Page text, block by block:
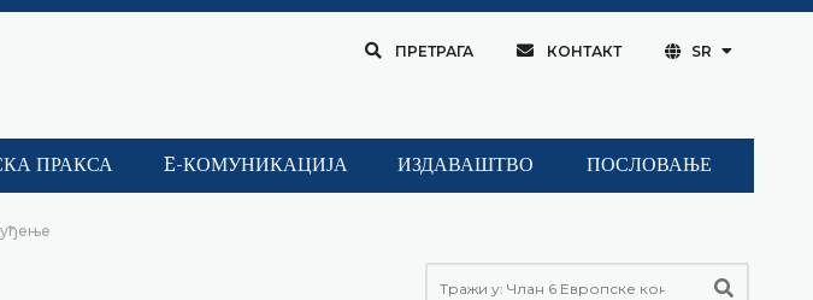
ПРЕТРАГА КОНТАКТ SR
ПРАКСА E-КОМУНИКАЦИЈА ИЗДАВАШТВО ПОСЛОВАЊЕ